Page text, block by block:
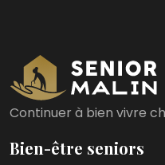
Continuer à bien vivre
Bien-être seniors